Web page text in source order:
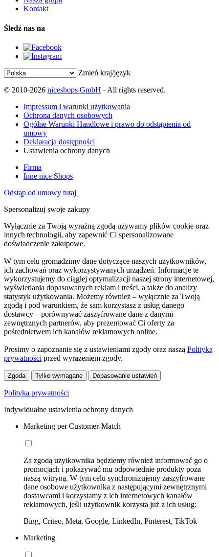
Kontakt
Śledź nas na
Zmień kraj/język
© 2010-2026 niceshops GmbH - All rights reserved.
Impressum i warunki użytkowania
Ochrona danych osobowych
Ogólne Warunki Handlowe i prawo do odstąpienia od
umowy
Deklaracja dostępności
Ustawienia ochrony danych
Firma
Inne nice Shops
Odstąp od umowy tutaj
Spersonalizuj swoje zakupy
Wyłącznie za Twoją wyraźną zgodą używamy plików cookie oraz
innych technologii, aby zapewnić Ci spersonalizowane
doświadczenie zakupowe.
W tym celu gromadzimy dane dotyczące naszych użytkowników,
ich zachowań oraz wykorzystywanych urządzeń. Informacje te
wykorzystujemy do ciągłej optymalizacji naszej strony internetowej,
wyświetlania dopasowanych reklam i treści, a także do analizy
statystyk użytkowania. Możemy również – wyłącznie za Twoją
zgodą i pod warunkiem, że sam korzystasz z usług danego
dostawcy – porównywać zaszyfrowane dane z danymi
zewnętrznych partnerów, aby prezentować Ci oferty za
pośrednictwem ich kanałów reklamowych online.
Prosimy o zapoznanie się z ustawieniami zgody oraz naszą Polityką
prywatności przed wyrażeniem zgody.
Zgoda Tylko wymagane Dopasowanie ustawień
Polityka prywatności
Indywidualne ustawienia ochrony danych
Marketing per Customer-Match
Za zgodą użytkownika będziemy również informować go o
promocjach i pokazywać mu odpowiednie produkty poza
naszą witryną. W tym celu synchronizujemy zaszyfrowane
dane osobowe użytkownika z następującymi zewnętrznymi
dostawcami i korzystamy z ich internetowych kanałów
reklamowych, jeśli użytkownik korzysta już z ich usług:
Bing, Criteo, Meta, Google, LinkedIn, Pinterest, TikTok
Marketing